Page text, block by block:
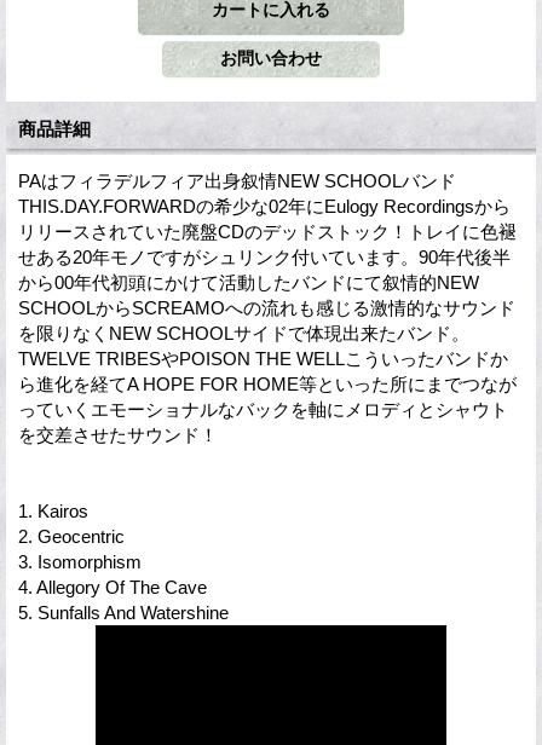
商品詳細
PAはフィラデルフィア出身叙情NEW SCHOOLバンド
THIS.DAY.FORWARDの希少な02年にEulogy Recordingsから
リリースされていた廃盤CDのデッドストック！トレイに色褪
せある20年モノですがシュリンク付いています。90年代後半
から00年代初頭にかけて活動したバンドにて叙情的NEW
SCHOOLからSCREAMOへの流れも感じる激情的なサウンド
を限りなくNEW SCHOOLサイドで体現出来たバンド。
TWELVE TRIBESやPOISON THE WELLこういったバンドか
ら進化を経てA HOPE FOR HOME等といった所にまでつなが
っていくエモーショナルなバックを軸にメロディとシャウト
を交差させたサウンド！
1. Kairos
2. Geocentric
3. Isomorphism
4. Allegory Of The Cave
5. Sunfalls And Watershine